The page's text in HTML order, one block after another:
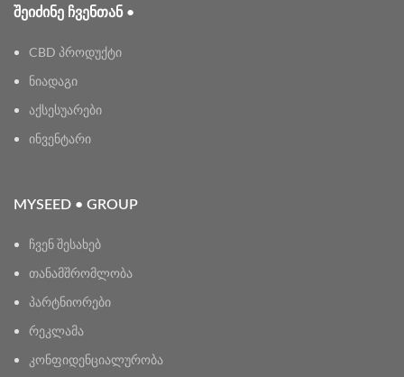
ᲨᲔᲘᲫᲘᲜᲔ ᲩᲕᲔᲜᲗᲐᲜ •
CBD პროდუქტი
ნიადაგი
აქსესუარები
ინვენტარი
MYSEED • GROUP
ჩვენ შესახებ
თანამშრომლობა
პარტნიორები
რეკლამა
კონფიდენციალურობა